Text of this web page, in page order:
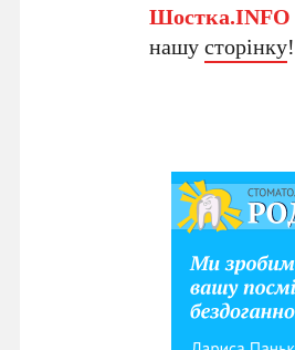
Шостка.INFO
нашусторінку!